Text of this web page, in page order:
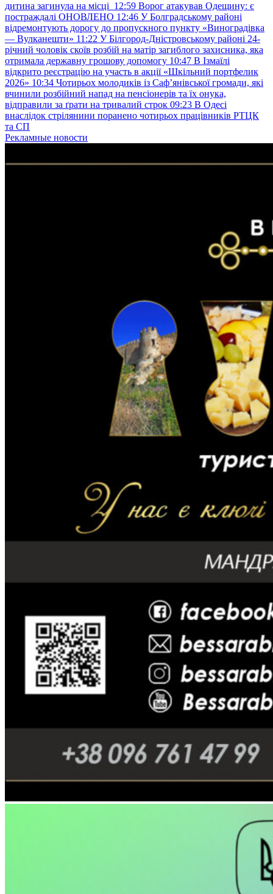
дитина загинула на місці 12:59 Ворог атакував Одещину: є
постраждалі ОНОВЛЕНО 12:46 У Болградському районі
відремонтують дорогу до пропускного пункту «Виноградівка
— Вулканешти» 11:22 У Білгород-Дністровському районі 24-
річний чоловік скоїв розбій на матір загиблого захисника, яка
отримала державну грошову допомогу 10:47 В Ізмаїлі
відкрито реєстрацію на участь в акції «Шкільний портфелик
2026» 10:34 Чотирьох молодиків із Саф’янівської громади, які
вчинили розбійний напад на пенсіонерів та їх онука,
відправили за ґрати на тривалий строк 09:23 В Одесі
внаслідок стрілянини поранено чотирьох працівників РТЦК
та СП
Рекламные новости